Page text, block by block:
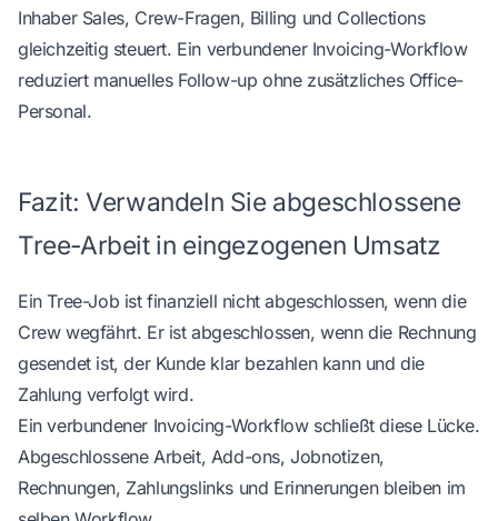
Inhaber Sales, Crew-Fragen, Billing und Collections
gleichzeitig steuert. Ein verbundener Invoicing-Workflow
reduziert manuelles Follow-up ohne zusätzliches Office-
Personal.
Fazit: Verwandeln Sie abgeschlossene
Tree-Arbeit in eingezogenen Umsatz
Ein Tree-Job ist finanziell nicht abgeschlossen, wenn die
Crew wegfährt. Er ist abgeschlossen, wenn die Rechnung
gesendet ist, der Kunde klar bezahlen kann und die
Zahlung verfolgt wird.
Ein verbundener Invoicing-Workflow schließt diese Lücke.
Abgeschlossene Arbeit, Add-ons, Jobnotizen,
Rechnungen, Zahlungslinks und Erinnerungen bleiben im